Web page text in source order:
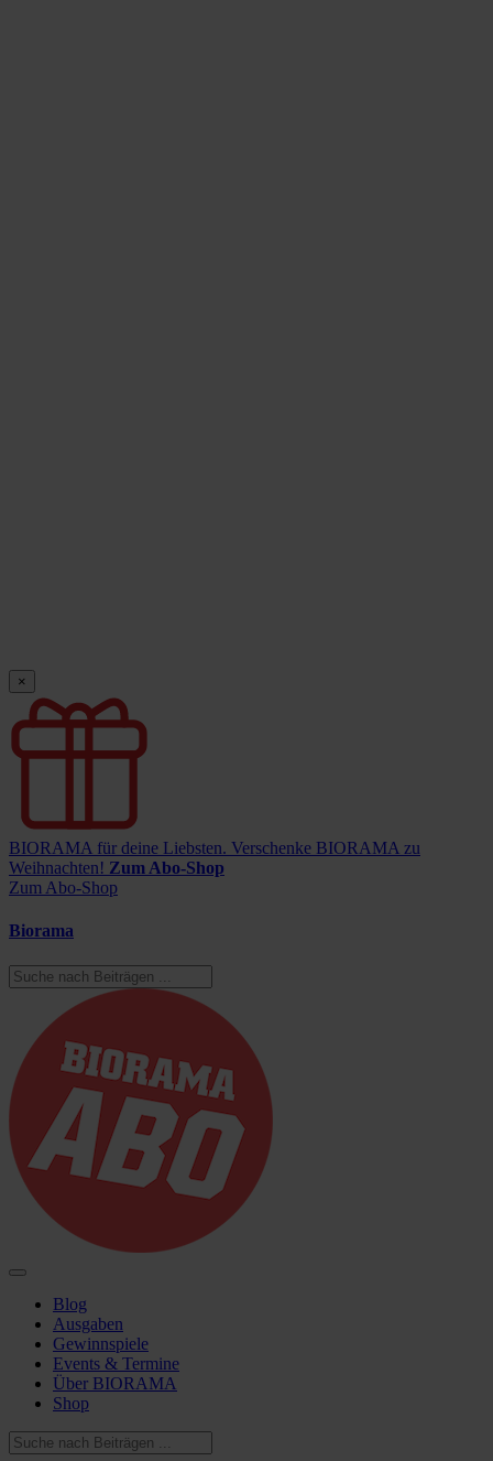
×
BIORAMA für deine Liebsten. Verschenke BIORAMA zu
Weihnachten! Zum Abo-Shop
Zum Abo-Shop
Biorama
Blog
Ausgaben
Gewinnspiele
Events & Termine
Über BIORAMA
Shop